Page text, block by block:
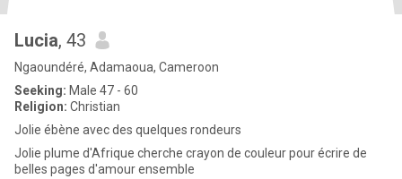
Lucia, 43
Ngaoundéré, Adamaoua, Cameroon
Seeking: Male 47 - 60
Religion: Christian
Jolie ébène avec des quelques rondeurs
Jolie plume d'Afrique cherche crayon de couleur pour écrire de
belles pages d'amour ensemble